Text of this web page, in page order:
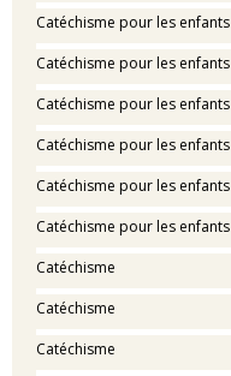
Catéchisme pour les enfants
Catéchisme pour les enfants
Catéchisme pour les enfants
Catéchisme pour les enfants
Catéchisme pour les enfants
Catéchisme pour les enfants
Catéchisme
Catéchisme
Catéchisme